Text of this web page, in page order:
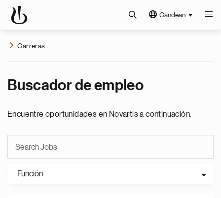
Candean
Carreras
Buscador de empleo
Encuentre oportunidades en Novartis a continuación.
Función